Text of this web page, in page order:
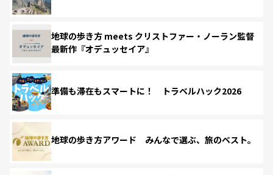
地球の歩き方 meets クリストファー・ノーラン監督
最新作『オデュッセイア』
準備も滞在もスマートに！ トラベルハック2026
地球の歩き方アワード みんなで選ぶ、旅のベスト。